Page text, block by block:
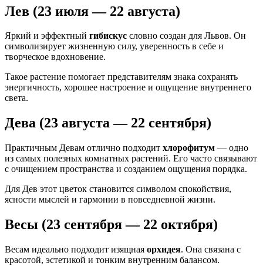
Лев (23 июля — 22 августа)
Яркий и эффектный гибискус словно создан для Львов. Он
символизирует жизненную силу, уверенность в себе и
творческое вдохновение.
Такое растение помогает представителям знака сохранять
энергичность, хорошее настроение и ощущение внутреннего
света.
Дева (23 августа — 22 сентября)
Практичным Девам отлично подходит хлорофитум — одно
из самых полезных комнатных растений. Его часто связывают
с очищением пространства и созданием ощущения порядка.
Для Дев этот цветок становится символом спокойствия,
ясности мыслей и гармонии в повседневной жизни.
Весы (23 сентября — 22 октября)
Весам идеально подходит изящная орхидея. Она связана с
красотой, эстетикой и тонким внутренним балансом.